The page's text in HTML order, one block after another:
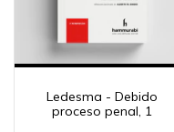
Ledesma - Debido
proceso penal, 1